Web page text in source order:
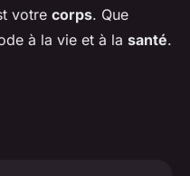
votre corps. Que
à la vie et à la santé.